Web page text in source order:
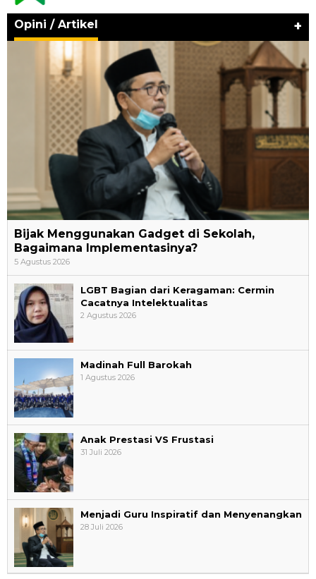
Opini / Artikel +
Bijak Menggunakan Gadget di Sekolah,
Bagaimana Implementasinya?
5 Agustus 2026
LGBT Bagian dari Keragaman: Cermin
Cacatnya Intelektualitas
2 Agustus 2026
Madinah Full Barokah
1 Agustus 2026
Anak Prestasi VS Frustasi
31 Juli 2026
Menjadi Guru Inspiratif dan Menyenangkan
28 Juli 2026